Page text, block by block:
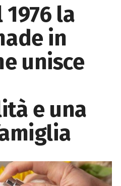
la
in
unisce
e una